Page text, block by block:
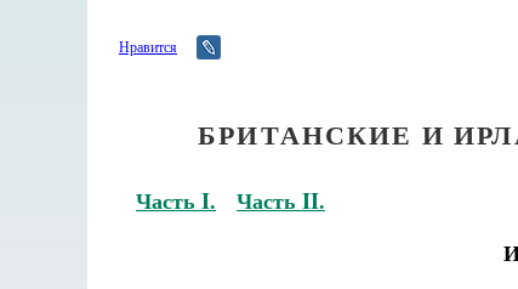
Нравится
БРИТАНСКИЕ И
Часть I.
Часть II.